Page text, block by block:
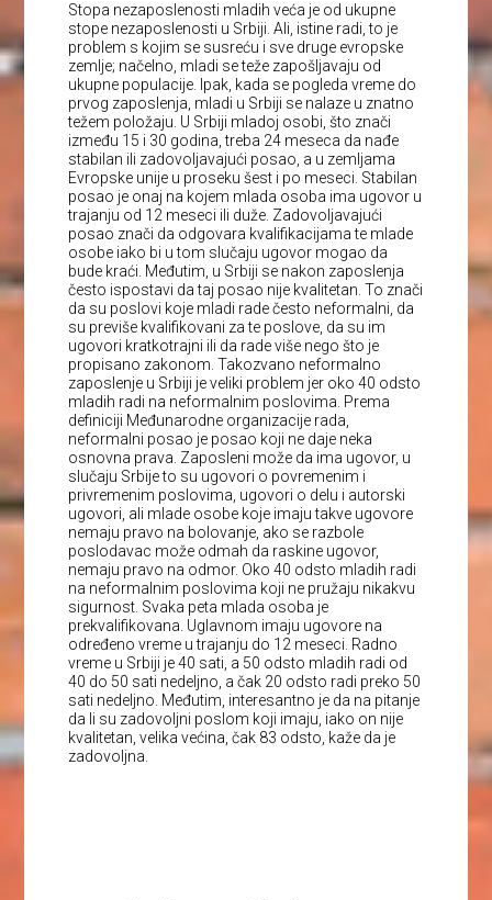
Stopa nezaposlenosti mladih veća je od ukupne
stope nezaposlenosti u Srbiji. Ali, istine radi, to je
problem s kojim se susreću i sve druge evropske
zemlje; načelno, mladi se teže zapošljavaju od
ukupne populacije. Ipak, kada se pogleda vreme do
prvog zaposlenja, mladi u Srbiji se nalaze u znatno
težem položaju. U Srbiji mladoj osobi, što znači
između 15 i 30 godina, treba 24 meseca da nađe
stabilan ili zadovoljavajući posao, a u zemljama
Evropske unije u proseku šest i po meseci. Stabilan
posao je onaj na kojem mlada osoba ima ugovor u
trajanju od 12 meseci ili duže. Zadovoljavajući
posao znači da odgovara kvalifikacijama te mlade
osobe iako bi u tom slučaju ugovor mogao da
bude kraći. Međutim, u Srbiji se nakon zaposlenja
često ispostavi da taj posao nije kvalitetan. To znači
da su poslovi koje mladi rade često neformalni, da
su previše kvalifikovani za te poslove, da su im
ugovori kratkotrajni ili da rade više nego što je
propisano zakonom. Takozvano neformalno
zaposlenje u Srbiji je veliki problem jer oko 40 odsto
mladih radi na neformalnim poslovima. Prema
definiciji Međunarodne organizacije rada,
neformalni posao je posao koji ne daje neka
osnovna prava. Zaposleni može da ima ugovor, u
slučaju Srbije to su ugovori o povremenim i
privremenim poslovima, ugovori o delu i autorski
ugovori, ali mlade osobe koje imaju takve ugovore
nemaju pravo na bolovanje, ako se razbole
poslodavac može odmah da raskine ugovor,
nemaju pravo na odmor. Oko 40 odsto mladih radi
na neformalnim poslovima koji ne pružaju nikakvu
sigurnost. Svaka peta mlada osoba je
prekvalifikovana. Uglavnom imaju ugovore na
određeno vreme u trajanju do 12 meseci. Radno
vreme u Srbiji je 40 sati, a 50 odsto mladih radi od
40 do 50 sati nedeljno, a čak 20 odsto radi preko 50
sati nedeljno. Međutim, interesantno je da na pitanje
da li su zadovoljni poslom koji imaju, iako on nije
kvalitetan, velika većina, čak 83 odsto, kaže da je
zadovoljna.